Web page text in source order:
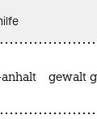
gewalt